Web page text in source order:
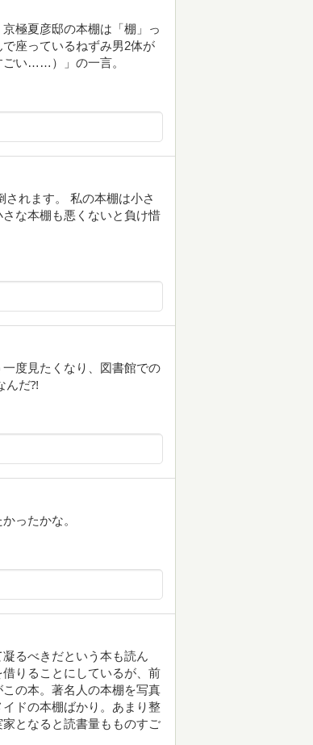
極夏彦邸の本棚は「棚」っ
座っているねずみ男2体が
い……）」の一言。
れます。 私の本棚は小さ
な本棚も悪くないと負け惜
度見たくなり、図書館での
んだ⁈
ったかな。
るべきだという本も読ん
りることにしているが、前
の本。著名人の本棚を写真
ドの本棚ばかり。あまり整
となると読書量もものすご